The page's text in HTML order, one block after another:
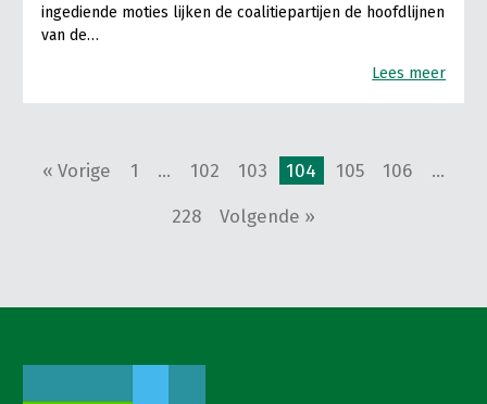
ingediende moties lijken de coalitiepartijen de hoofdlijnen
van de…
Lees meer
« Vorige 1 … 102 103 104 105 106 …
228 Volgende »